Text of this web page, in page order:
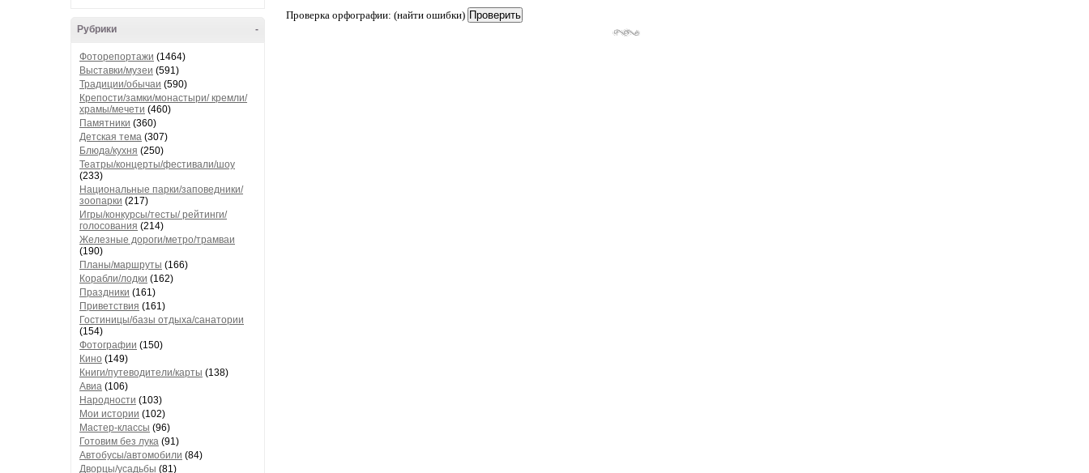
-
Рубрики
Фоторепортажи (1464)
Выставки/музеи (591)
Традиции/обычаи (590)
Крепости/замки/монастыри/ кремли/
храмы/мечети (460)
Памятники (360)
Детская тема (307)
Блюда/кухня (250)
Театры/концерты/фестивали/шоу
(233)
Национальные парки/заповедники/
зоопарки (217)
Игры/конкурсы/тесты/ рейтинги/
голосования (214)
Железные дороги/метро/трамваи
(190)
Планы/маршруты (166)
Корабли/лодки (162)
Праздники (161)
Приветствия (161)
Гостиницы/базы отдыха/санатории
(154)
Фотографии (150)
Кино (149)
Книги/путеводители/карты (138)
Авиа (106)
Народности (103)
Мои истории (102)
Мастер-классы (96)
Готовим без лука (91)
Автобусы/автомобили (84)
Дворцы/усадьбы (81)
Проверка орфографии: (найти ошибки)